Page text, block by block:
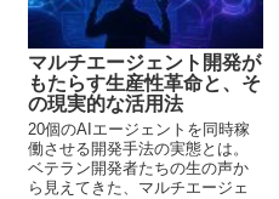
マルチエージェント開発が
もたらす生産性革命と、そ
の現実的な活用法
20個のAIエージェントを同時稼
働させる開発手法の実態とは。
ベテラン開発者たちの生の声か
ら見えてきた、マルチエージェ